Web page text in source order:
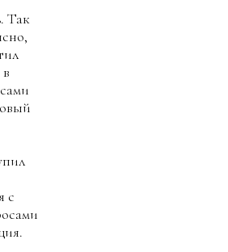
Так
с